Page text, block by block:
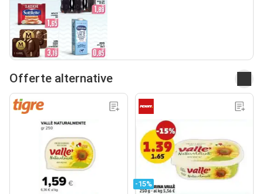
Offerte alternative
-15%